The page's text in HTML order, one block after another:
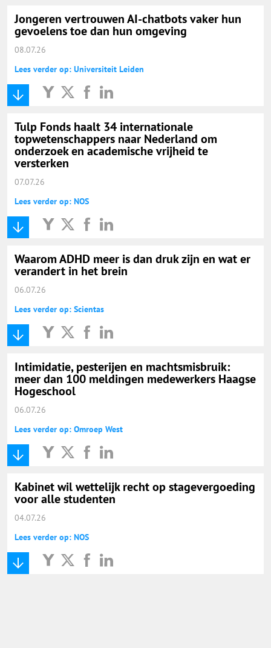
Jongeren vertrouwen AI-chatbots vaker hun
gevoelens toe dan hun omgeving
08.07.26
Lees verder op: Universiteit Leiden
Tulp Fonds haalt 34 internationale
topwetenschappers naar Nederland om
onderzoek en academische vrijheid te
versterken
07.07.26
Lees verder op: NOS
Waarom ADHD meer is dan druk zijn en wat er
verandert in het brein
06.07.26
Lees verder op: Scientas
Intimidatie, pesterijen en machtsmisbruik:
meer dan 100 meldingen medewerkers Haagse
Hogeschool
06.07.26
Lees verder op: Omroep West
Kabinet wil wettelijk recht op stagevergoeding
voor alle studenten
04.07.26
Lees verder op: NOS